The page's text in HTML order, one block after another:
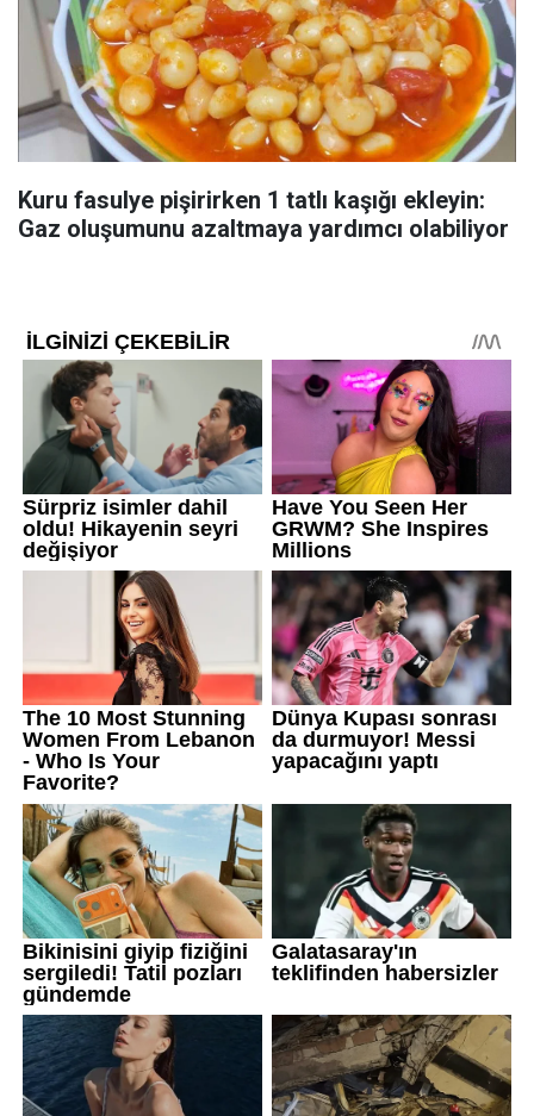
Kuru fasulye pişirirken 1 tatlı kaşığı ekleyin:
Gaz oluşumunu azaltmaya yardımcı olabiliyor